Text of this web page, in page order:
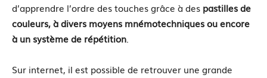
d’apprendre l’ordre des touches grâce à des pastilles de
couleurs, à divers moyens mnémotechniques ou encore
à un système de répétition.
Sur internet, il est possible de retrouver une grande